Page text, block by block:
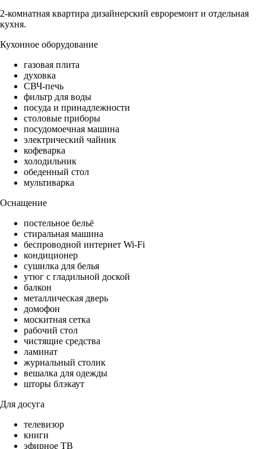
2-комнатная квартира дизайнерский евроремонт и отдельная
кухня.
Кухонное оборудование
газовая плита
духовка
СВЧ-печь
фильтр для воды
посуда и принадлежности
столовые приборы
посудомоечная машина
электрический чайник
кофеварка
холодильник
обеденный стол
мультиварка
Оснащение
постельное бельё
стиральная машина
беспроводной интернет Wi-Fi
кондиционер
сушилка для белья
утюг с гладильной доской
балкон
металлическая дверь
домофон
москитная сетка
рабочий стол
чистящие средства
ламинат
журнальный столик
вешалка для одежды
шторы блэкаут
Для досуга
телевизор
книги
эфирное ТВ